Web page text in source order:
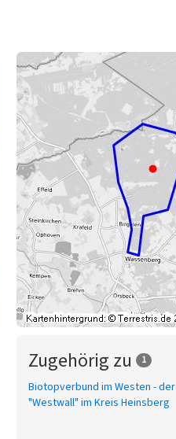
Zugehörig zu 1
Biotopverbund im Westen - der
"Westwall" im Kreis Heinsberg